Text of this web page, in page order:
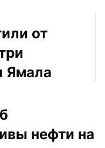
от
Ямала
нефти на